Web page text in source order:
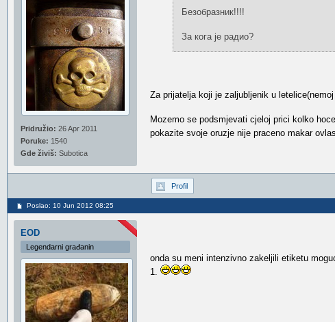
Pridružio: 26 Apr 2011
Poruke: 1540
Gde živiš: Subotica
Безобразник!!!!
За кога је радио?
Za prijatelja koji je zaljubljenik u
Mozemo se podsmjevati cjeloj prici kolko
pokazite svoje oruzje nije praceno makar
Profil
Poslao: 10 Jun 2012 08:25
EOD
Legendarni građanin
onda su meni intenzivno zakeljili etiketu
1.